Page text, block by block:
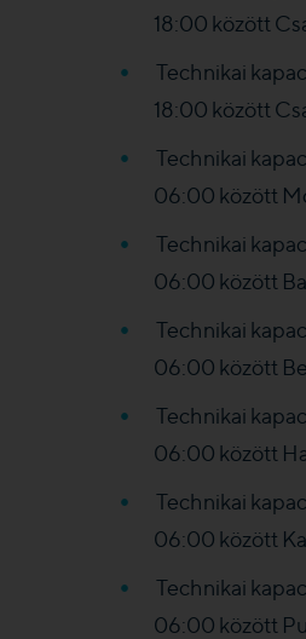
18:00 között
Technikai
18:00 között
Technikai
06:00 között
Technikai
06:00 között
Technikai
06:00 között
Technikai
06:00 között
Technikai
06:00 között
Technikai
06:00 között